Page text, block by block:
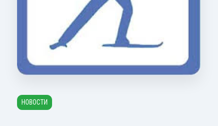
НОВОСТИ